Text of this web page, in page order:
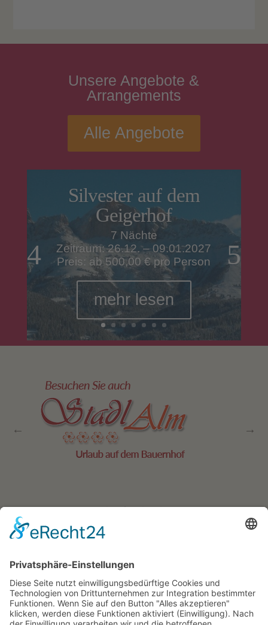
Unsere Angebote &
Arrangements
Alle Angebote
Silvester auf dem
Geigerhof
7 Nächte
Zeitraum: 26.12. – 09.01.2027
Preis: ab 500,00 € pro Person
mehr lesen
Kircher
Karerseestrasse 124
Welschnofen Südtirol/Italien
Tel. + Fax 0039 340 401
∎